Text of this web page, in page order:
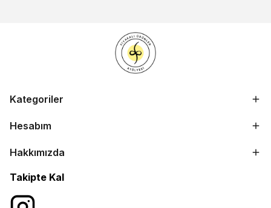
Kategoriler
Hesabım
Hakkımızda
Takipte Kal